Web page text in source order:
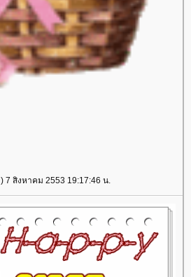
) 7 สิงหาคม 2553 19:17:46 น.